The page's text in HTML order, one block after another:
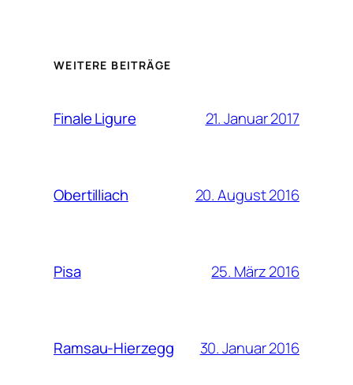
WEITERE BEITRÄGE
Finale Ligure 21. Januar 2017
Obertilliach 20. August 2016
Pisa 25. März 2016
Ramsau-Hierzegg 30. Januar 2016